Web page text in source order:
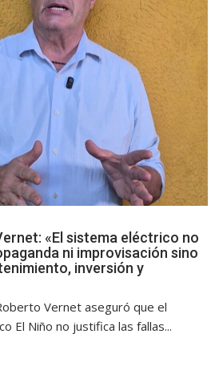
«El sistema eléctrico no
ni improvisación sino
inversión y
Vernet aseguró que el
El Niño no justifica las fallas...